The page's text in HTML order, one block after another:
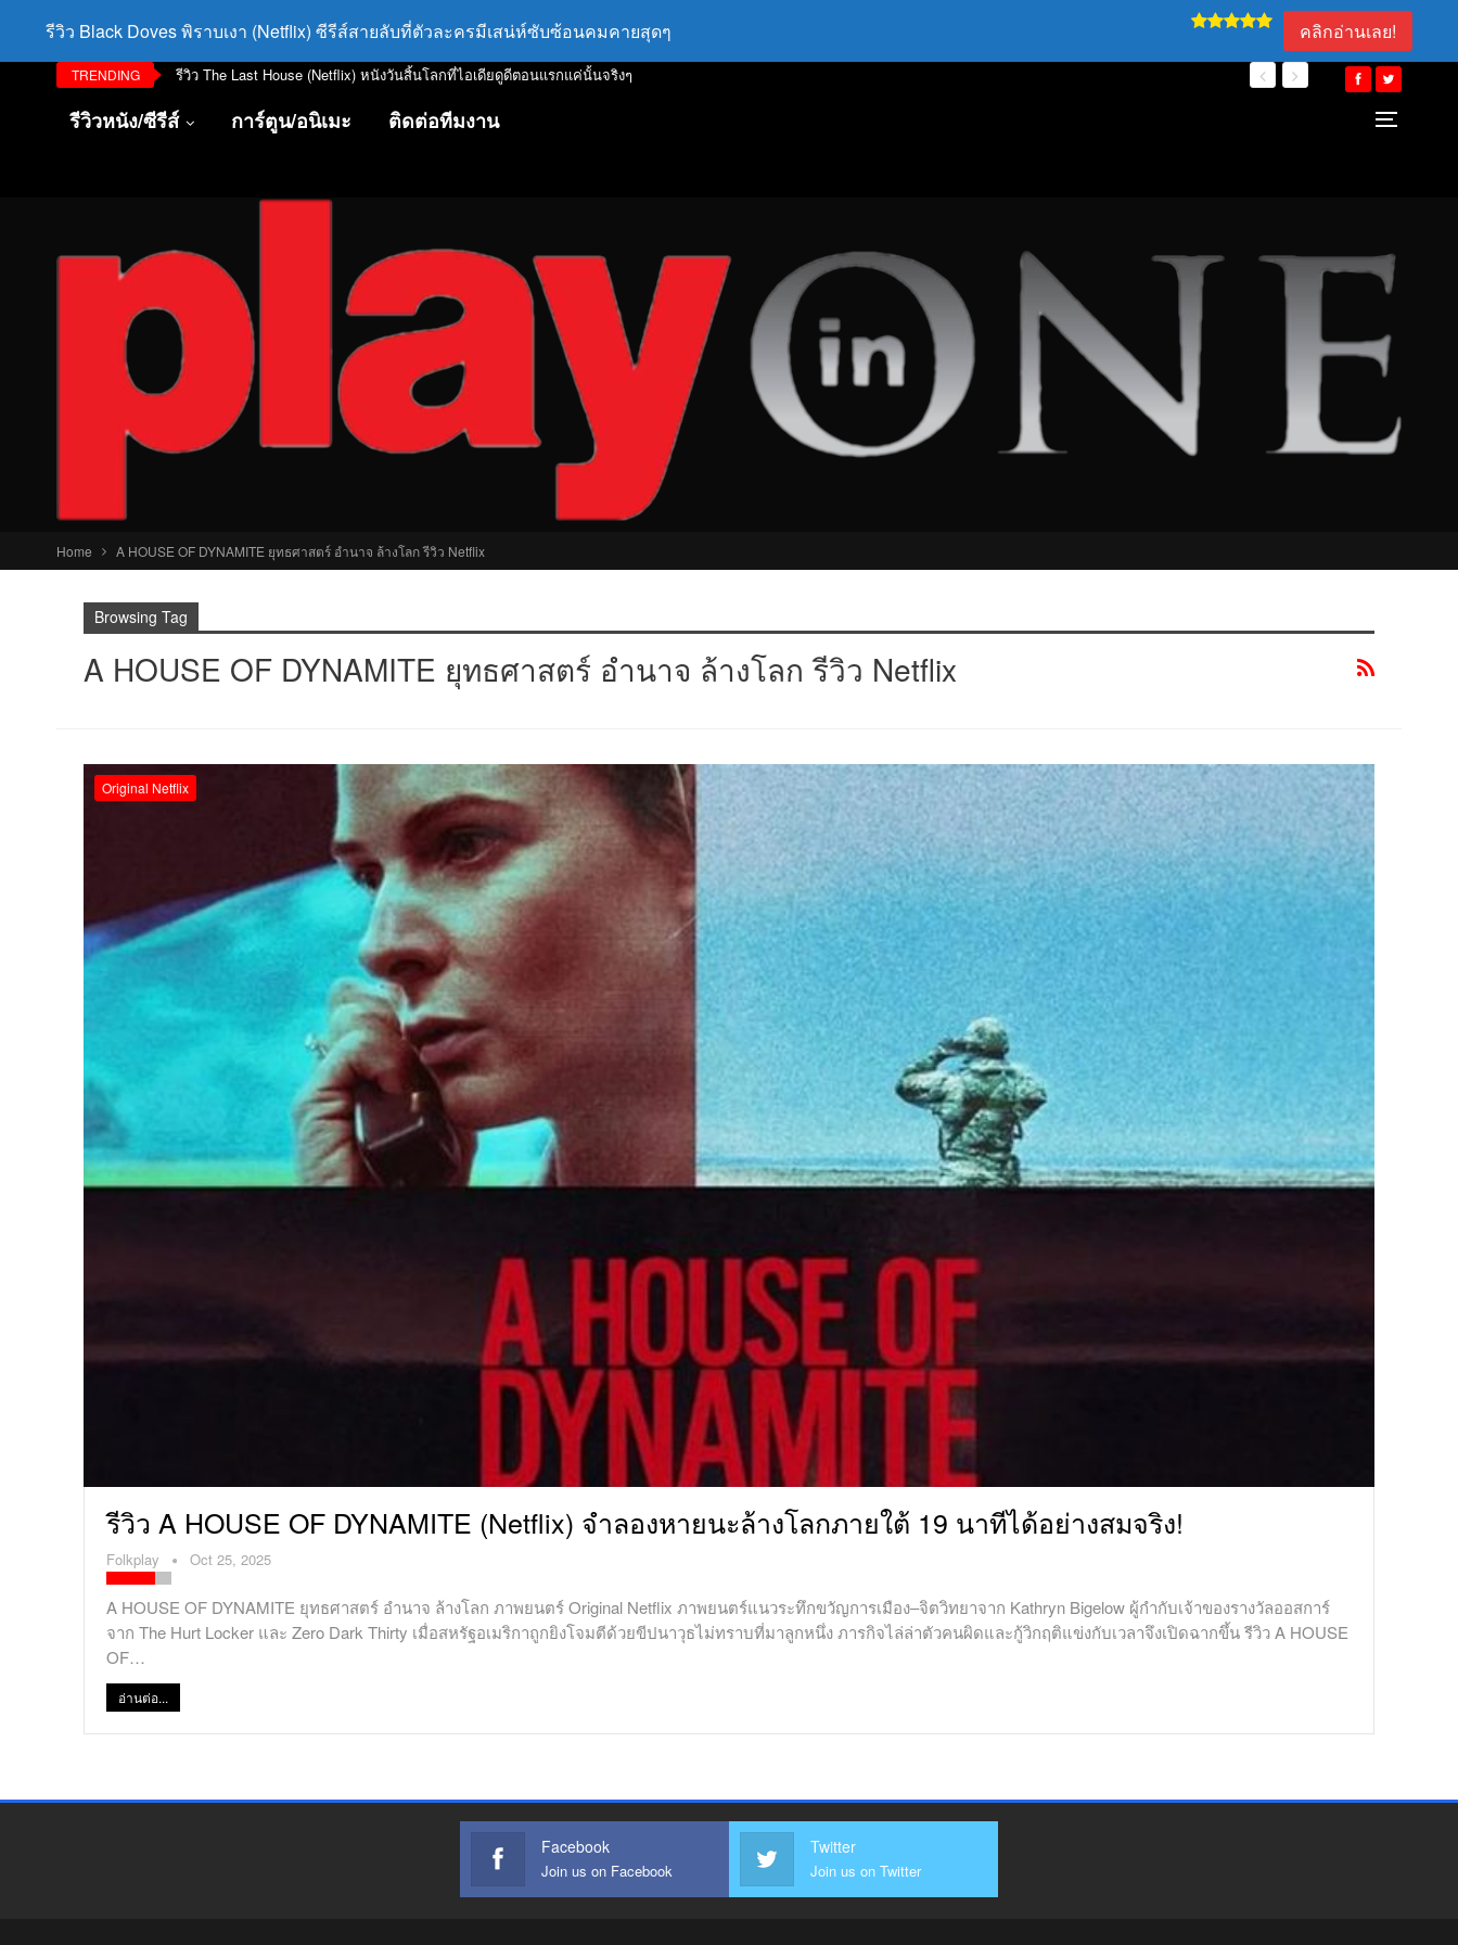
รีวิว Black Doves พิราบเงา (Netflix) ซีรีส์สายลับที่ตัวละครมีเสน่ห์ซับซ้อนคมคายสุดๆ คลิกอ่านเลย!
TRENDING รีวิว The Last House (Netflix) หนังวันสิ้นโลกที่ไอเดียดูดีตอนแรกแค่นั้นจริงๆ
รีวิวหนัง/ซีรีส์ การ์ตูน/อนิเมะ ติดต่อทีมงาน
Home A HOUSE OF DYNAMITE ยุทธศาสตร์ อำนาจ ล้างโลก รีวิว Netflix
Browsing Tag
A HOUSE OF DYNAMITE ยุทธศาสตร์ อำนาจ ล้างโลก รีวิว Netflix
Original Netflix
รีวิว A HOUSE OF DYNAMITE (Netflix) จำลองหายนะล้างโลกภายใต้ 19 นาทีได้อย่างสมจริง!
Folkplay Oct 25, 2025
A HOUSE OF DYNAMITE ยุทธศาสตร์ อำนาจ ล้างโลก ภาพยนตร์ Original Netflix ภาพยนตร์แนวระทึกขวัญการเมือง–จิตวิทยาจาก Kathryn Bigelow ผู้กำกับเจ้าของรางวัลออสการ์
จาก The Hurt Locker และ Zero Dark Thirty เมื่อสหรัฐอเมริกาถูกยิงโจมตีด้วยขีปนาวุธไม่ทราบที่มาลูกหนึ่ง ภารกิจไล่ล่าตัวคนผิดและกู้วิกฤติแข่งกับเวลาจึงเปิดฉากขึ้น รีวิว A HOUSE
OF…
อ่านต่อ...
Facebook
Join us on Facebook
Twitter
Join us on Twitter